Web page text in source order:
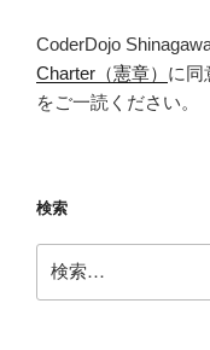
CoderDojo
Charter（憲章） に同
をご一読ください。
検索
索: